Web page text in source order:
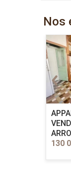
Nos
130